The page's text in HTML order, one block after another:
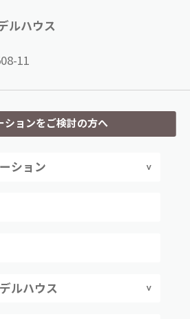
ルハウス
11
ションをご検討の方へ
ション
ルハウス